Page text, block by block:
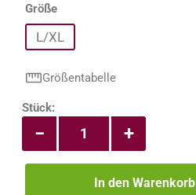
Größeauswählen
L/XL
Größentabelle
Produkt Anzahl: Gib
Stück:
+
−
In den Warenkorb